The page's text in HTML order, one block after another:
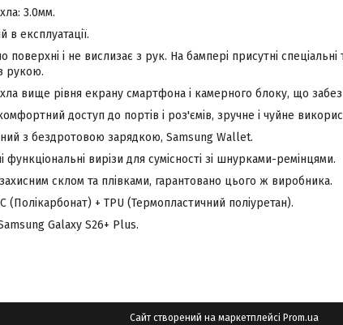
3.0мм.
експлуатації.
поверхні і не вислизає з рук. На бампері присутні
рукою.
вище рівня екрану смартфона і камерного блоку, що
доступ до портів і роз'ємів, зручне і чуйне
з бездротовою зарядкою, Samsung Wallet.
функціональні вирізи для сумісності зі шнурками-ремінцями.
захисним склом та плівками, гарантовано цього ж виробника.
(Полікарбонат) + TPU (Термопластичний поліуретан).
Galaxy S26+ Plus.
Сайт створений на маркетплейсі Prom.ua